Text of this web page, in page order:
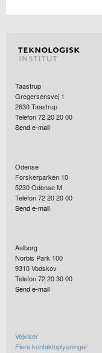
Taastrup
Gregersensvej 1
2630Taastrup
Telefon 72 20 20 00
Send e-mail
Odense
Forskerparken 10
5230Odense M
Telefon 72 20 20 00
Send e-mail
Aalborg
Norbis Park 100
9310Vodskov
Telefon 72 20 30 00
Send e-mail
Vejviser
Flere kontaktoplysninger